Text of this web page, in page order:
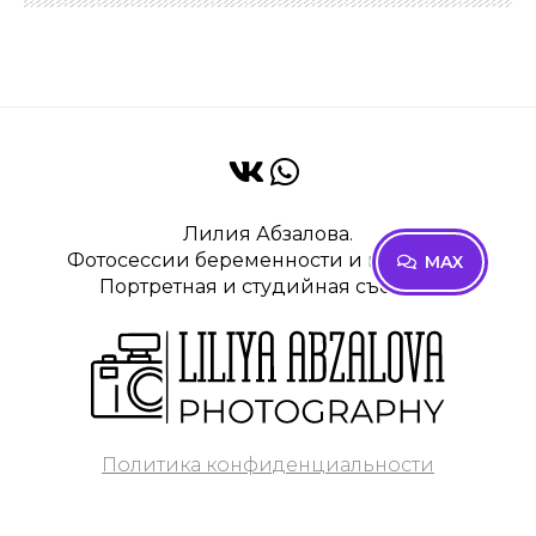
Лилия Абзалова.
Фотосессии беременности и малышей.
Портретная и студийная съёмка.
Политика конфиденциальности
MAX